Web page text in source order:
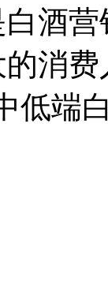
酒
消
低端